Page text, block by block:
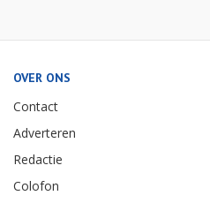
OVER ONS
Contact
Adverteren
Redactie
Colofon